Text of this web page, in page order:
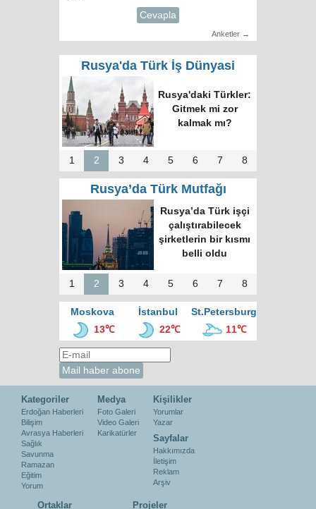
Cevapla
Anketler →
Rusya'da Türk İş Dünyasi
Rusya'daki Türkler:
Gitmek mi zor
kalmak mı?
1 2 3 4 5 6 7 8
Rusya’da Türk Mutfağı
Rusya’da Türk işçi
çalıştırabilecek
şirketlerin bir kısmı
belli oldu
1 2 3 4 5 6 7 8
Moskova İstanbul
St.Petersburg
13℃
22℃ 11℃
Kategoriler
Erdoğan Haberleri
Bilişim
Avrasya Haberleri
Sağlık
Savunma
Ramazan
Eğitim
Yorum
Medya
Foto Galeri
Video Galeri
Karikatürler
Kişilikler
Yorumlar
Yazar
Sayfalar
Hakkımızda
İletişim
Reklam
Arşiv
Ortaklar Projeler